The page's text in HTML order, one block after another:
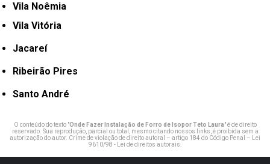
Vila Noêmia
Vila Vitória
Jacareí
Ribeirão Pires
Santo André
O conteúdo do texto "Onde Fazer Instalação de Forro de Isopor Teto Laura" é de direito
reservado. Sua reprodução, parcial ou total, mesmo citando nossos links, é proibida sem a
autorização do autor. Crime de violação de direito autoral – artigo 184 do Código Penal – Lei
9610/98 - Lei de direitos autorais.